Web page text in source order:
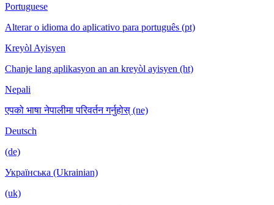
Portuguese
Alterar o idioma do aplicativo para português (pt)
Kreyòl Ayisyen
Chanje lang aplikasyon an an kreyòl ayisyen (ht)
Nepali
एपको भाषा नेपालीमा परिवर्तन गर्नुहोस् (ne)
Deutsch
(de)
Українська (Ukrainian)
(uk)